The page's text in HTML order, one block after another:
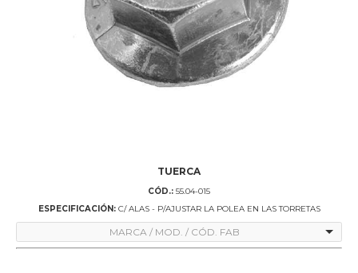
TUERCA
CÓD.: 55.04-015
ESPECIFICACIÓN:C/ ALAS - P/AJUSTAR LA POLEA EN LAS TORRETAS
MARCA / MOD. / CÓD. FAB